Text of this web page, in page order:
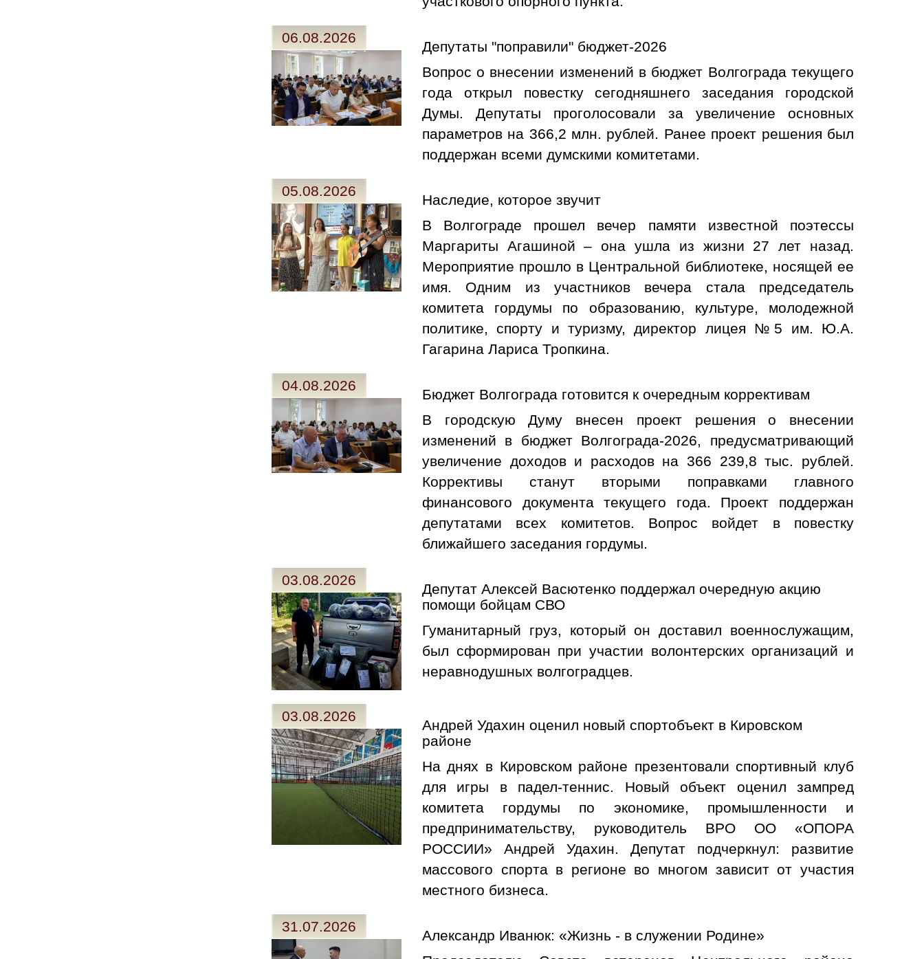
06.08.2026
Депутаты "поправили" бюджет-2026
Вопрос о внесении изменений в бюджет Волгограда текущего
года открыл повестку сегодняшнего заседания городской
Думы. Депутаты проголосовали за увеличение основных
параметров на 366,2 млн. рублей. Ранее проект решения был
поддержан всеми думскими комитетами.
05.08.2026
Наследие, которое звучит
В Волгограде прошел вечер памяти известной поэтессы
Маргариты Агашиной – она ушла из жизни 27 лет назад.
Мероприятие прошло в Центральной библиотеке, носящей ее
имя. Одним из участников вечера стала председатель
комитета гордумы по образованию, культуре, молодежной
политике, спорту и туризму, директор лицея №5 им. Ю.А.
Гагарина Лариса Тропкина.
04.08.2026
Бюджет Волгограда готовится к очередным коррективам
В городскую Думу внесен проект решения о внесении
изменений в бюджет Волгограда-2026, предусматривающий
увеличение доходов и расходов на 366 239,8 тыс. рублей.
Коррективы станут вторыми поправками главного
финансового документа текущего года. Проект поддержан
депутатами всех комитетов. Вопрос войдет в повестку
ближайшего заседания гордумы.
03.08.2026
Депутат Алексей Васютенко поддержал очередную акцию
помощи бойцам СВО
Гуманитарный груз, который он доставил военнослужащим,
был сформирован при участии волонтерских организаций и
неравнодушных волгоградцев.
03.08.2026
Андрей Удахин оценил новый спортобъект в Кировском
районе
На днях в Кировском районе презентовали спортивный клуб
для игры в падел-теннис. Новый объект оценил зампред
комитета гордумы по экономике, промышленности и
предпринимательству, руководитель ВРО ОО «ОПОРА
РОССИИ» Андрей Удахин. Депутат подчеркнул: развитие
массового спорта в регионе во многом зависит от участия
местного бизнеса.
31.07.2026
Александр Иванюк: «Жизнь - в служении Родине»